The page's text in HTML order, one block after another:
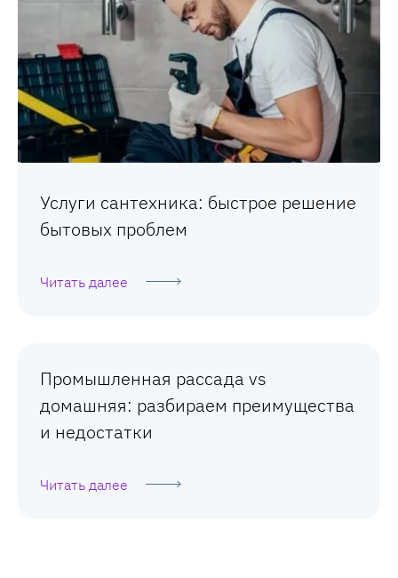
Услуги сантехника: быстрое решение
бытовых проблем
Читать далее
Промышленная рассада vs
домашняя: разбираем преимущества
и недостатки
Читать далее